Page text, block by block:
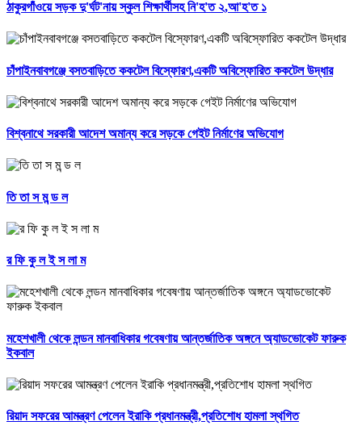
ঠাকুরগাঁওয়ে সড়ক দু'র্ঘট'নায় স্কুল শিক্ষার্থীসহ নি'হ'ত ২,আ'হ'ত ১
চাঁপাইনবাবগঞ্জে বসতবাড়িতে ককটেল বিস্ফোরণ,একটি অবিস্ফোরিত ককটেল উদ্ধার
বিশ্বনাথে সরকারী আদেশ অমান্য করে সড়কে গেইট নির্মাণের অভিযোগ
তি তা স ম ন্ড ল
র ফি কু ল ই স লা ম
মহেশখালী থেকে লন্ডন মানবাধিকার গবেষণায় আন্তর্জাতিক অঙ্গনে অ্যাডভোকেট ফারুক
ইকবাল
রিয়াদ সফরের আমন্ত্রণ পেলেন ইরাকি প্রধানমন্ত্রী,প্রতিশোধ হামলা স্থগিত